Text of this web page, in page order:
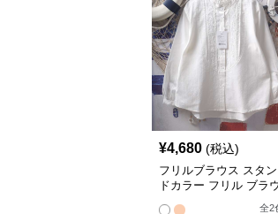
¥4,680 (税込)
フリルブラウス スタン
ドカラー フリル ブラウ
全2